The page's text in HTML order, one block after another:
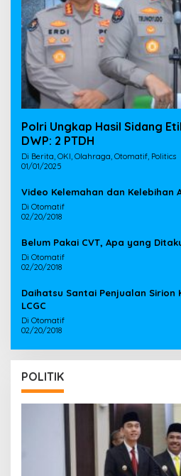
Polri Ungkap Hasil Sidang
DWP: 2 PTDH
Di Berita, OKI, Olahraga, Otomatif, Politics
01/01/2025
Video Kelemahan dan Kelebihan
Di Otomatif
02/20/2018
Belum Pakai CVT, Apa yang
Di Otomatif
02/20/2018
Daihatsu Santai Penjualan Sirion
LCGC
Di Otomatif
02/20/2018
POLITIK